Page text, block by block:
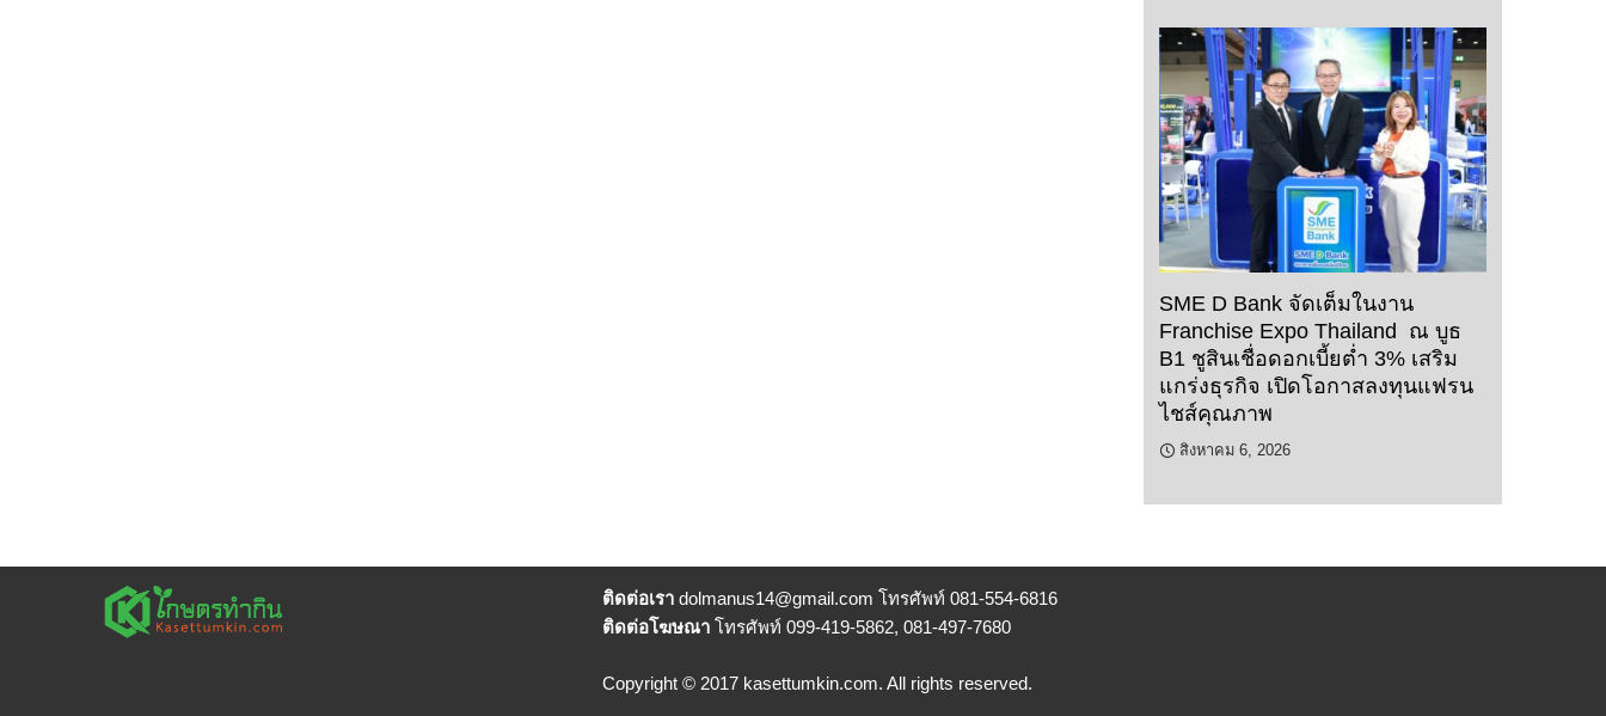
SME D Bank จัดเต็มในงาน
Franchise Expo Thailand ณ บูธ
B1 ชูสินเชื่อดอกเบี้ยต่ำ 3% เสริม
แกร่งธุรกิจ เปิดโอกาสลงทุนแฟรน
ไชส์คุณภาพ
สิงหาคม 6, 2026
ติดต่อเรา dolmanus14@gmail.com โทรศัพท์ 081-554-6816
ติดต่อโฆษณา โทรศัพท์ 099-419-5862, 081-497-7680
Copyright © 2017 kasettumkin.com. All rights reserved.